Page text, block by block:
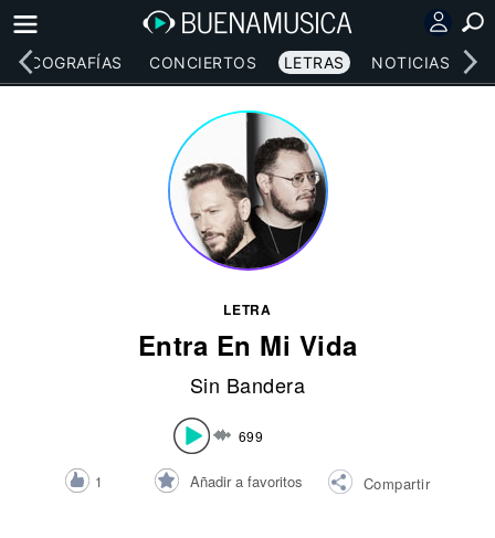
DISCOGRAFÍAS CONCIERTOS LETRAS NOTICIAS
LETRA
Entra En Mi Vida
Sin Bandera
699
1 Añadir a favoritos Compartir